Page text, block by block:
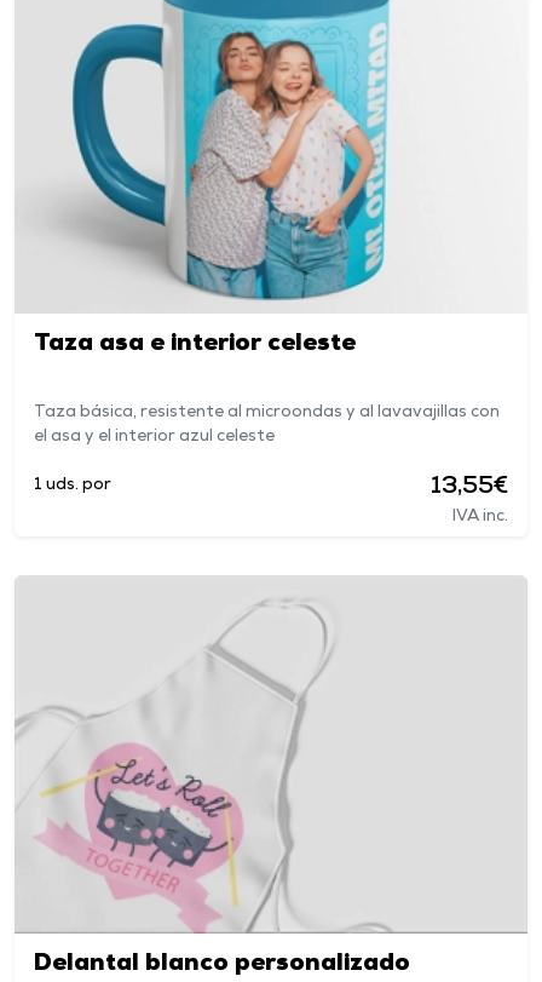
Taza asa e interior celeste
Taza básica, resistente al microondas y al lavavajillas con
el asa y el interior azul celeste
1 uds. por 13,55€
IVA inc.
Delantal blanco personalizado